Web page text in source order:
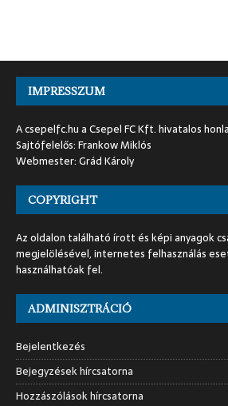
IMPRESSZUM
A csepelfc.hu a Csepel FC Kft. hivatalos
Sajtófelelős: Frankow Miklós
Webmester: Grád Károly
COPYRIGHT
Az oldalon található írott és képi anyagok
megjelölésével, internetes felhasználás
használhatóak fel.
ADMINISZTRÁCIÓ
Bejelentkezés
Bejegyzések hírcsatorna
Hozzászólások hírcsatorna